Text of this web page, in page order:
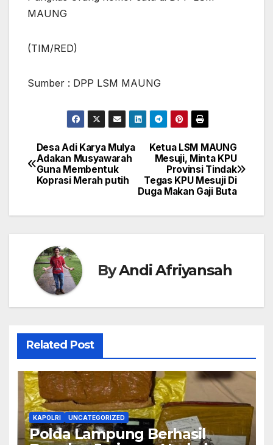
MAUNG
(TIM/RED)
Sumber : DPP LSM MAUNG
Navigasi
pos
Ketua LSM MAUNG
Mesuji, Minta KPU
Provinsi Tindak
Tegas KPU Mesuji Di
Duga Makan Gaji Buta
Desa Adi Karya Mulya
Adakan Musyawarah
Guna Membentuk
Koprasi Merah putih
ByAndi Afriyansah
Related Post
KAPOLRI UNCATEGORIZED
Polda Lampung Berhasil